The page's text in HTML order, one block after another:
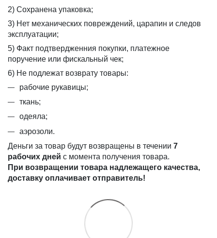
2) Сохранена упаковка;
3) Нет механических повреждений, царапин и следов
эксплуатации;
5) Факт подтвердженния покупки, платежное
поручение или фискальный чек;
6) Не подлежат возврату товары:
рабочие рукавицы;
ткань;
одеяла;
аэрозоли.
Деньги за товар будут возвращены в течении 7
рабочих дней с момента получения товара.
При возвращении товара надлежащего качества,
доставку оплачивает отправитель!